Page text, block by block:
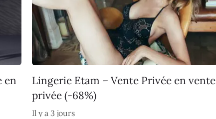
en
Lingerie Etam – Vente Privée en vente
privée (-68%)
Il y a 3 jours